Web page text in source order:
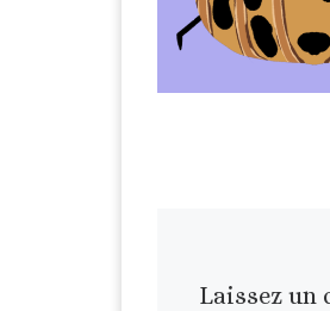
Laissez un